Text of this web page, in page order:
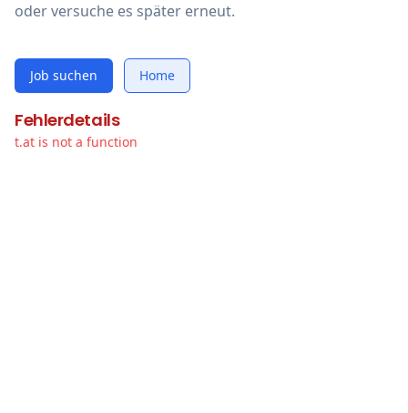
oder versuche es später erneut.
Job suchen Home
Fehlerdetails
t.at is not a function